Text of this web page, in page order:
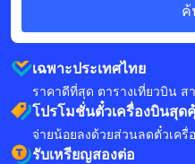
ค้
เฉพาะประเทศไทย
ราคาดีที่สุด ตารางเที่ยวบิน
โปรโมชั่นตั๋วเครื่องบินสุด
จ่ายน้อยลงด้วยส่วนลดตั๋วเครื่
รับเหรียญสองต่อ